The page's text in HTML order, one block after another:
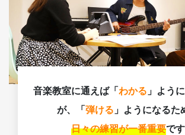
音楽教室に通えば「わかる 」よう
が、「弾ける 」ようになるた
日々の練習が一番重要です